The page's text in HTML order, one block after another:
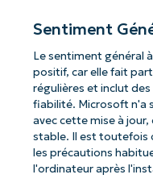
Sentiment
Le sentiment général
positif, car elle fait
régulières et inclut
fiabilité. Microsoft n'a
avec cette mise à jour,
stable. Il est toutefois
les précautions
l'ordinateur après